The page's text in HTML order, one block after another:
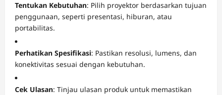
Tentukan Kebutuhan: Pilih proyektor berdasarkan tujuan
penggunaan, seperti presentasi, hiburan, atau
portabilitas.
Perhatikan Spesifikasi: Pastikan resolusi, lumens, dan
konektivitas sesuai dengan kebutuhan.
Cek Ulasan: Tinjau ulasan produk untuk memastikan